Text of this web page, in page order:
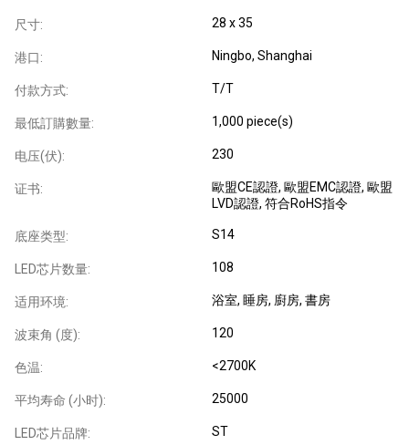
尺寸: 28 x 35
港口: Ningbo, Shanghai
付款方式: T/T
最低訂購數量: 1,000 piece(s)
电压(伏): 230
证书:
歐盟CE認證, 歐盟EMC認證, 歐盟
LVD認證, 符合RoHS指令
底座类型: S14
LED芯片数量: 108
适用环境: 浴室, 睡房, 廚房, 書房
波束角 (度): 120
色温: <2700K
平均寿命 (小时): 25000
LED芯片品牌: ST